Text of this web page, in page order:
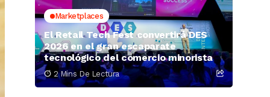
Marketplaces
El Retail Tech Fest convertirá DES
2026 en el gran escaparate
tecnológico del comercio minorista
2 Mins De Lectura